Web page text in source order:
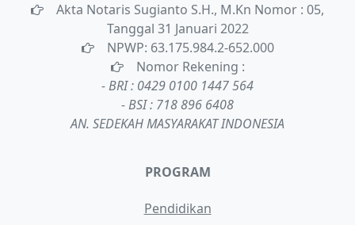
Akta Notaris Sugianto S.H., M.Kn Nomor : 05,
Tanggal 31 Januari 2022
NPWP: 63.175.984.2-652.000
Nomor Rekening :
- BRI : 0429 0100 1447 564
- BSI : 718 896 6408
AN. SEDEKAH MASYARAKAT INDONESIA
PROGRAM
Pendidikan